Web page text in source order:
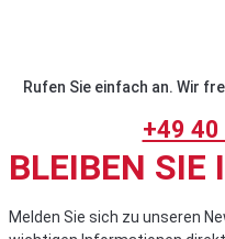
Rufen Sie einfach an. Wir
+49
BLEIBEN SIE
Melden Sie sich zu unseren